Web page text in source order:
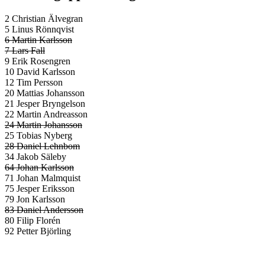
2 Christian Älvegran
5 Linus Rönnqvist
6 Martin Karlsson
7 Lars Fall
9 Erik Rosengren
10 David Karlsson
12 Tim Persson
20 Mattias Johansson
21 Jesper Bryngelson
22 Martin Andreasson
24 Martin Johansson
25 Tobias Nyberg
28 Daniel Lehnbom
34 Jakob Säleby
64 Johan Karlsson
71 Johan Malmquist
75 Jesper Eriksson
79 Jon Karlsson
83 Daniel Andersson
80 Filip Florén
92 Petter Björling